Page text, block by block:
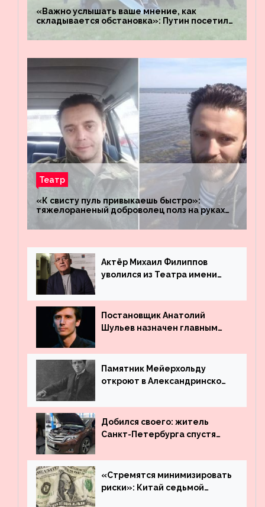
«Важно услышать ваше мнение, как
складывается обстановка»: Путин посетил
«Восток»
Театр
«К свисту пуль привыкаешь быстро»:
тяжелораненый доброволец полз на руках
четыре километра через заминированное
поле
Актёр Михаил Филиппов
уволился из Театра имени
Постановщик Анатолий
Шульев назначен главным
Вахтангова
Памятник Мейерхольду
откроют в Александринском
Добился своего: житель
Санкт-Петербурга спустя
угнанную в Казахстан
машину
«Стремятся минимизировать
риски»: Китай седьмой